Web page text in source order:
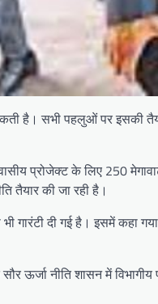
है। सभी पहलुओं पर इसकी
प्रोजेक्ट के लिए 250
तैयार की जा रही है।
गारंटी दी गई है। इसमें कहा
ऊर्जा नीति शासन में